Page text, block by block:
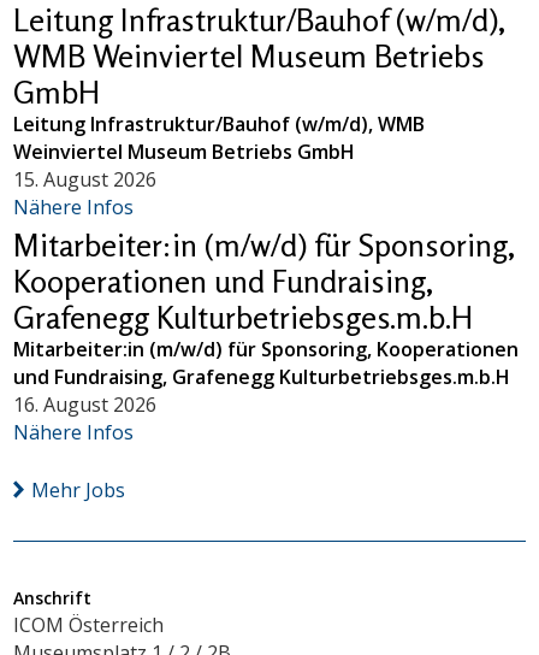
Leitung Infrastruktur/Bauhof (w/m/d),
WMB Weinviertel Museum Betriebs
GmbH
Leitung Infrastruktur/Bauhof (w/m/d), WMB
Weinviertel Museum Betriebs GmbH
15. August 2026
Nähere Infos
Mitarbeiter:in (m/w/d) für Sponsoring,
Kooperationen und Fundraising,
Grafenegg Kulturbetriebsges.m.b.H
Mitarbeiter:in (m/w/d) für Sponsoring, Kooperationen
und Fundraising, Grafenegg Kulturbetriebsges.m.b.H
16. August 2026
Nähere Infos
Mehr Jobs
Anschrift
ICOM Österreich